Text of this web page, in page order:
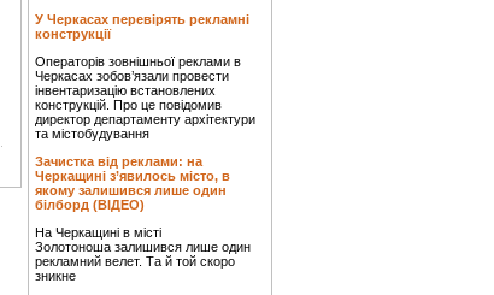
У Черкасах перевірять рекламні
конструкції
Операторів зовнішньої реклами в
Черкасах зобов’язали провести
інвентаризацію встановлених
конструкцій. Про це повідомив
директор департаменту архітектури
та містобудування
Зачистка від реклами: на
Черкащині з’явилось місто, в
якому залишився лише один
білборд (ВІДЕО)
На Черкащині в місті
Золотоноша залишився лише один
рекламний велет. Та й той скоро
зникне